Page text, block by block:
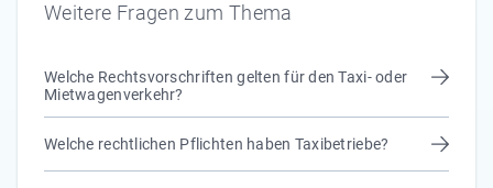
Weitere Fragen zum Thema
Welche Rechtsvorschriften gelten für den Taxi- oder
Mietwagenverkehr?
Welche rechtlichen Pflichten haben Taxibetriebe?